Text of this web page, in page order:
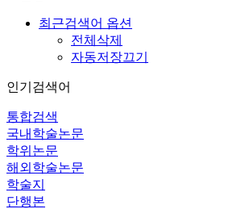
최근검색어 옵션
전체삭제
자동저장끄기
인기검색어
통합검색
국내학술논문
학위논문
해외학술논문
학술지
단행본